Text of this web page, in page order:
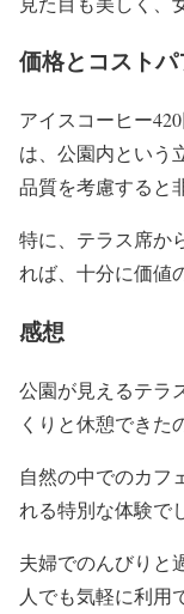
価格とコスト
アイスコーヒー
は、公園内という
品質を考慮すると
特に、テラス席か
れば、十分に価値
感想
公園が見えるテラ
くりと休憩できた
自然の中でのカフ
れる特別な体験で
夫婦でのんびりと
人でも気軽に利用